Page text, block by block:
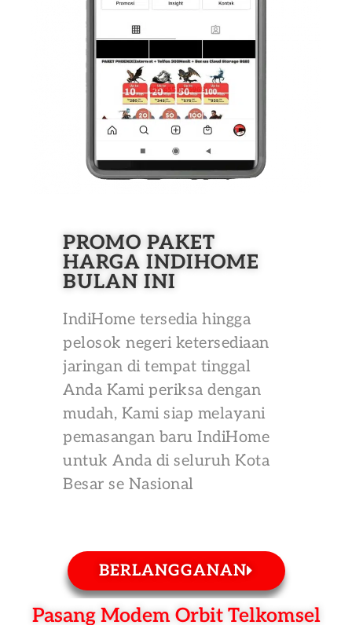
PROMO PAKET
HARGA INDIHOME
BULAN INI
IndiHome tersedia hingga
pelosok negeri ketersediaan
jaringan di tempat tinggal
Anda Kami periksa dengan
mudah, Kami siap melayani
pemasangan baru IndiHome
untuk Anda di seluruh Kota
Besar se Nasional
BERLANGGANAN
Pasang Modem Orbit Telkomsel